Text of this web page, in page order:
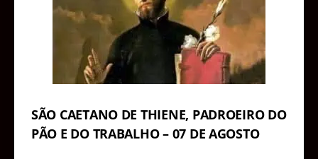
SÃO CAETANO DE THIENE, PADROEIRO DO
PÃO E DO TRABALHO – 07 DE AGOSTO